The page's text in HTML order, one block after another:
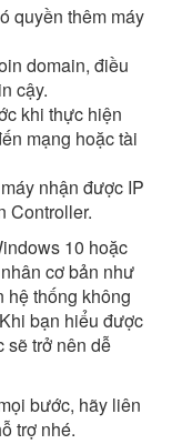
quyền thêm máy
domain, điều
cậy.
khi thực hiện
mạng hoặc tài
nhận được IP
Controller.
10 hoặc
cơ bản như
hệ thống không
bạn hiểu được
sẽ trở nên dễ
bước, hãy liên
trợ nhé.